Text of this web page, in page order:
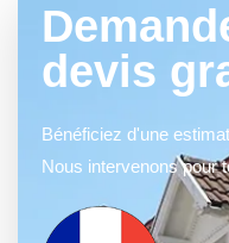
devis
Bénéficiez d'une
Nous intervenons pour